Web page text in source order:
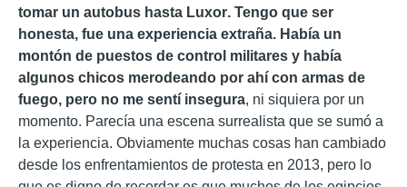
tomar un autobus hasta Luxor. Tengo que ser
honesta, fue una experiencia extraña. Había un
montón de puestos de control militares y había
algunos chicos merodeando por ahí con armas de
fuego, pero no me sentí insegura, ni siquiera por un
momento. Parecía una escena surrealista que se sumó a
la experiencia. Obviamente muchas cosas han cambiado
desde los enfrentamientos de protesta en 2013, pero lo